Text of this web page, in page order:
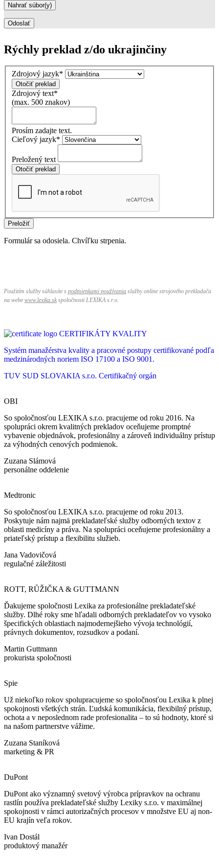
Rýchly preklad z/do ukrajinčiny
Zdrojový jazyk*
Otočiť preklad
Zdrojový text*
(max. 500 znakov)
Prosím zadajte text.
Cieľový jazyk*
Preložený text
Otočiť preklad
Preložiť
Formulár sa odosiela. Chvíľku strpenia.
Použitím služby súhlasíte s podmienkami používania služby online strojového prekladača
na webe www.lexika.skspoločnosti LEXIKA s.r.o.
CERTIFIKÁTY KVALITY
Systém manažérstva kvality a pracovné postupy certifikované podľa
medzinárodných noriem ISO 17100 a ISO 9001.
TUV SUD SLOVAKIA s.r.o. Certifikačný orgán
OBI
So spoločnosťou LEXIKA s.r.o. pracujeme od roku 2016. Na
spolupráci okrem kvalitných prekladov oceňujeme promptné
vybavenie objednávok, profesionálny a zároveň individuálny prístup
za výhodných cenových podmienok.
Zuzana Slámová
personálne oddelenie
Medtronic
So spoločnosťou LEXIKA s.r.o. pracujeme od roku 2013.
Poskytuje nám najmä prekladateľské služby odborných textov z
oblasti medicíny a práva. Na spolupráci oceňujeme profesionálny a
priateľský prístup a flexibilitu služieb.
Jana Vadovičová
regulačné záležitosti
ROTT, RŮŽIČKA & GUTTMANN
Ďakujeme spoločnosti Lexika za profesionálne prekladateľské
služby. Dlhé roky sme hľadali odborných prekladateľov vo vysoko
špecifických oblastiach najmodernejšieho vývoja technológií,
právnych dokumentov, rozsudkov a podaní.
Martin Guttmann
prokurista spoločnosti
Spie
Už niekoľko rokov spolupracujeme so spoločnosťou Lexika k plnej
spokojnosti všetkých strán. Ľudská komunikácia, flexibilný prístup,
ochota a v neposlednom rade profesionalita – to sú hodnoty, ktoré si
na našom partnerstve vážime.
Zuzana Staníková
marketing & PR
DuPont
DuPont ako významný svetový výrobca prípravkov na ochranu
rastlín používa prekladateľské služby Lexiky s.r.o. v maximálnej
spokojnosti v rámci autorizačných procesov v množstve EU aj non-
EU krajín veľa rokov.
Ivan Dostál
produktový manažér